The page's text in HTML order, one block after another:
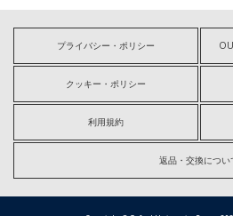
プライバシー・ポリシー
クッキー・ポリシー
利用規約
返品・交換につい